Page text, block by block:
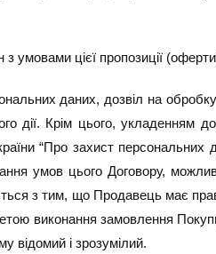
умовами цієї пропозиції
даних, дозвіл на
дії. Крім цього,
“Про захист
умов цього Договору,
з тим, що Продавець має
виконання замовлення
відомий і зрозумілий.